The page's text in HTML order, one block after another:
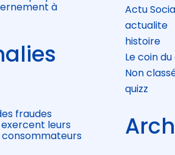
à
fraudes
exercent leurs
consommateurs
Actu
actualite
histoire
Le coin
Non
quizz